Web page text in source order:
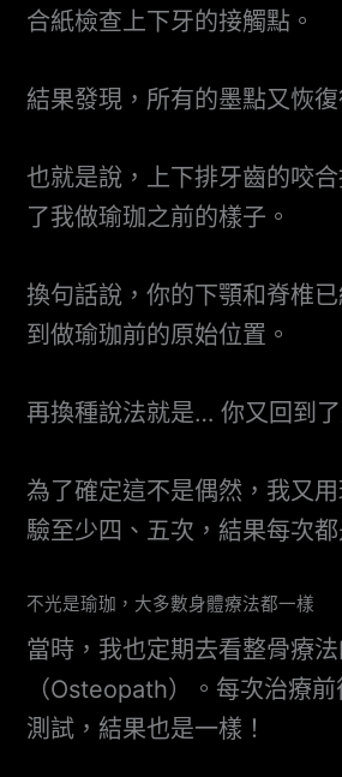
合紙檢查上下牙的接觸點。
結果發現，所有的墨點又恢復
也就是說，上下排牙齒的咬
了我做瑜珈之前的樣子。
換句話說，你的下顎和脊椎
到做瑜珈前的原始位置。
再換種說法就是… 你又回到了
為了確定這不是偶然，我又
驗至少四、五次，結果每次都
不光是瑜珈，大多數身體療法都一樣
當時，我也定期去看整骨療
（Osteopath）。每次治療
測試，結果也是一樣！